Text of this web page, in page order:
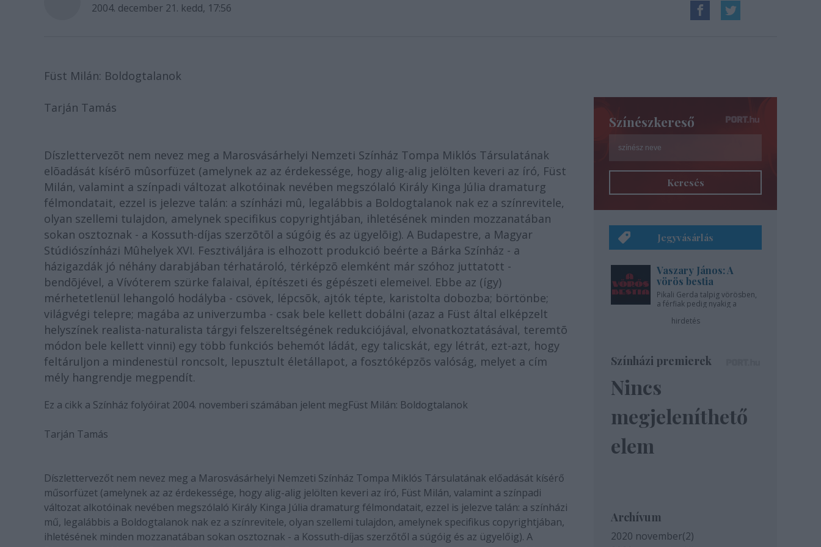
2004. december 21. kedd, 17:56
Füst Milán: Boldogtalanok
Tarján Tamás
Díszlettervezõt nem nevez meg a Marosvásárhelyi Nemzeti Színház Tompa Miklós Társulatának
elõadását kísérõ mûsorfüzet (amelynek az az érdekessége, hogy alig-alig jelölten keveri az író, Füst
Milán, valamint a színpadi változat alkotóinak nevében megszólaló Király Kinga Júlia dramaturg
félmondatait, ezzel is jelezve talán: a színházi mû, legalábbis a Boldogtalanok nak ez a színrevitele,
olyan szellemi tulajdon, amelynek specifikus copyrightjában, ihletésének minden mozzanatában
sokan osztoznak - a Kossuth-díjas szerzõtõl a súgóig és az ügyelõig). A Budapestre, a Magyar
Stúdiószínházi Mûhelyek XVI. Fesztiváljára is elhozott produkció beérte a Bárka Színház - a
házigazdák jó néhány darabjában térhatároló, térképzõ elemként már szóhoz juttatott -
bendõjével, a Vívóterem szürke falaival, építészeti és gépészeti elemeivel. Ebbe az (így)
mérhetetlenül lehangoló hodályba - csövek, lépcsõk, ajtók tépte, karistolta dobozba; börtönbe;
világvégi telepre; magába az univerzumba - csak bele kellett dobálni (azaz a Füst által elképzelt
helyszínek realista-naturalista tárgyi felszereltségének redukciójával, elvonatkoztatásával, teremtõ
módon bele kellett vinni) egy több funkciós behemót ládát, egy talicskát, egy létrát, ezt-azt, hogy
feltáruljon a mindenestül roncsolt, lepusztult életállapot, a fosztóképzõs valóság, melyet a cím
mély hangrendje megpendít.
Ez a cikk a Színház folyóirat 2004. novemberi számában jelent megFüst Milán: Boldogtalanok
Tarján Tamás
Díszlettervezőt nem nevez meg a Marosvásárhelyi Nemzeti Színház Tompa Miklós Társulatának előadását kísérő
műsorfüzet (amelynek az az érdekessége, hogy alig-alig jelölten keveri az író, Füst Milán, valamint a színpadi
változat alkotóinak nevében megszólaló Király Kinga Júlia dramaturg félmondatait, ezzel is jelezve talán: a színházi
mű, legalábbis a Boldogtalanok nak ez a színrevitele, olyan szellemi tulajdon, amelynek specifikus copyrightjában,
ihletésének minden mozzanatában sokan osztoznak - a Kossuth-díjas szerzőtől a súgóig és az ügyelőig). A
Színészkereső
Keresés
Jegyvásárlás
Vaszary János: A
vörös bestia
Pikali Gerda talpig vörösben,
a férfiak pedig nyakig a
hirdetés
Színházi premierek
Nincs
megjeleníthető
elem
Archívum
2020 november(2)